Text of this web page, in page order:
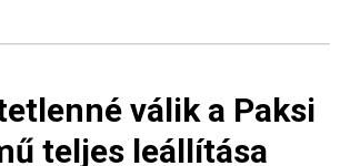
válik a Paksi
teljes leállítása